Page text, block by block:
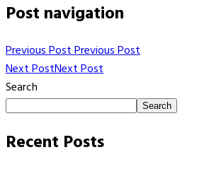
Post navigation
Previous PostPrevious Post
Next PostNext Post
Search
Search
Recent Posts